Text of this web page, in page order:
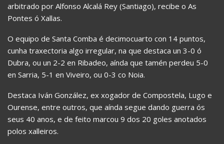
arbitrado por Alfonso Alcalá Rey (Santiago), recibe o As
Pontes ó Xallas.
O equipo de Santa Comba é decimocuarto con 14 puntos,
cunha traxectoria algo irregular, na que destaca un 3-0 ó
Dubra, ou un 2-2 en Ribadeo, aínda que tamén perdeu 5-0
en Sarria, 5-1 en Viveiro, ou 0-3 co Noia.
Destaca Iván González, ex xogador de Compostela, Lugo e
Ourense, entre outros, que aínda segue dando guerra ós
seus 40 anos, e de feito marcou 9 dos 20 goles anotados
polos xalleiros.